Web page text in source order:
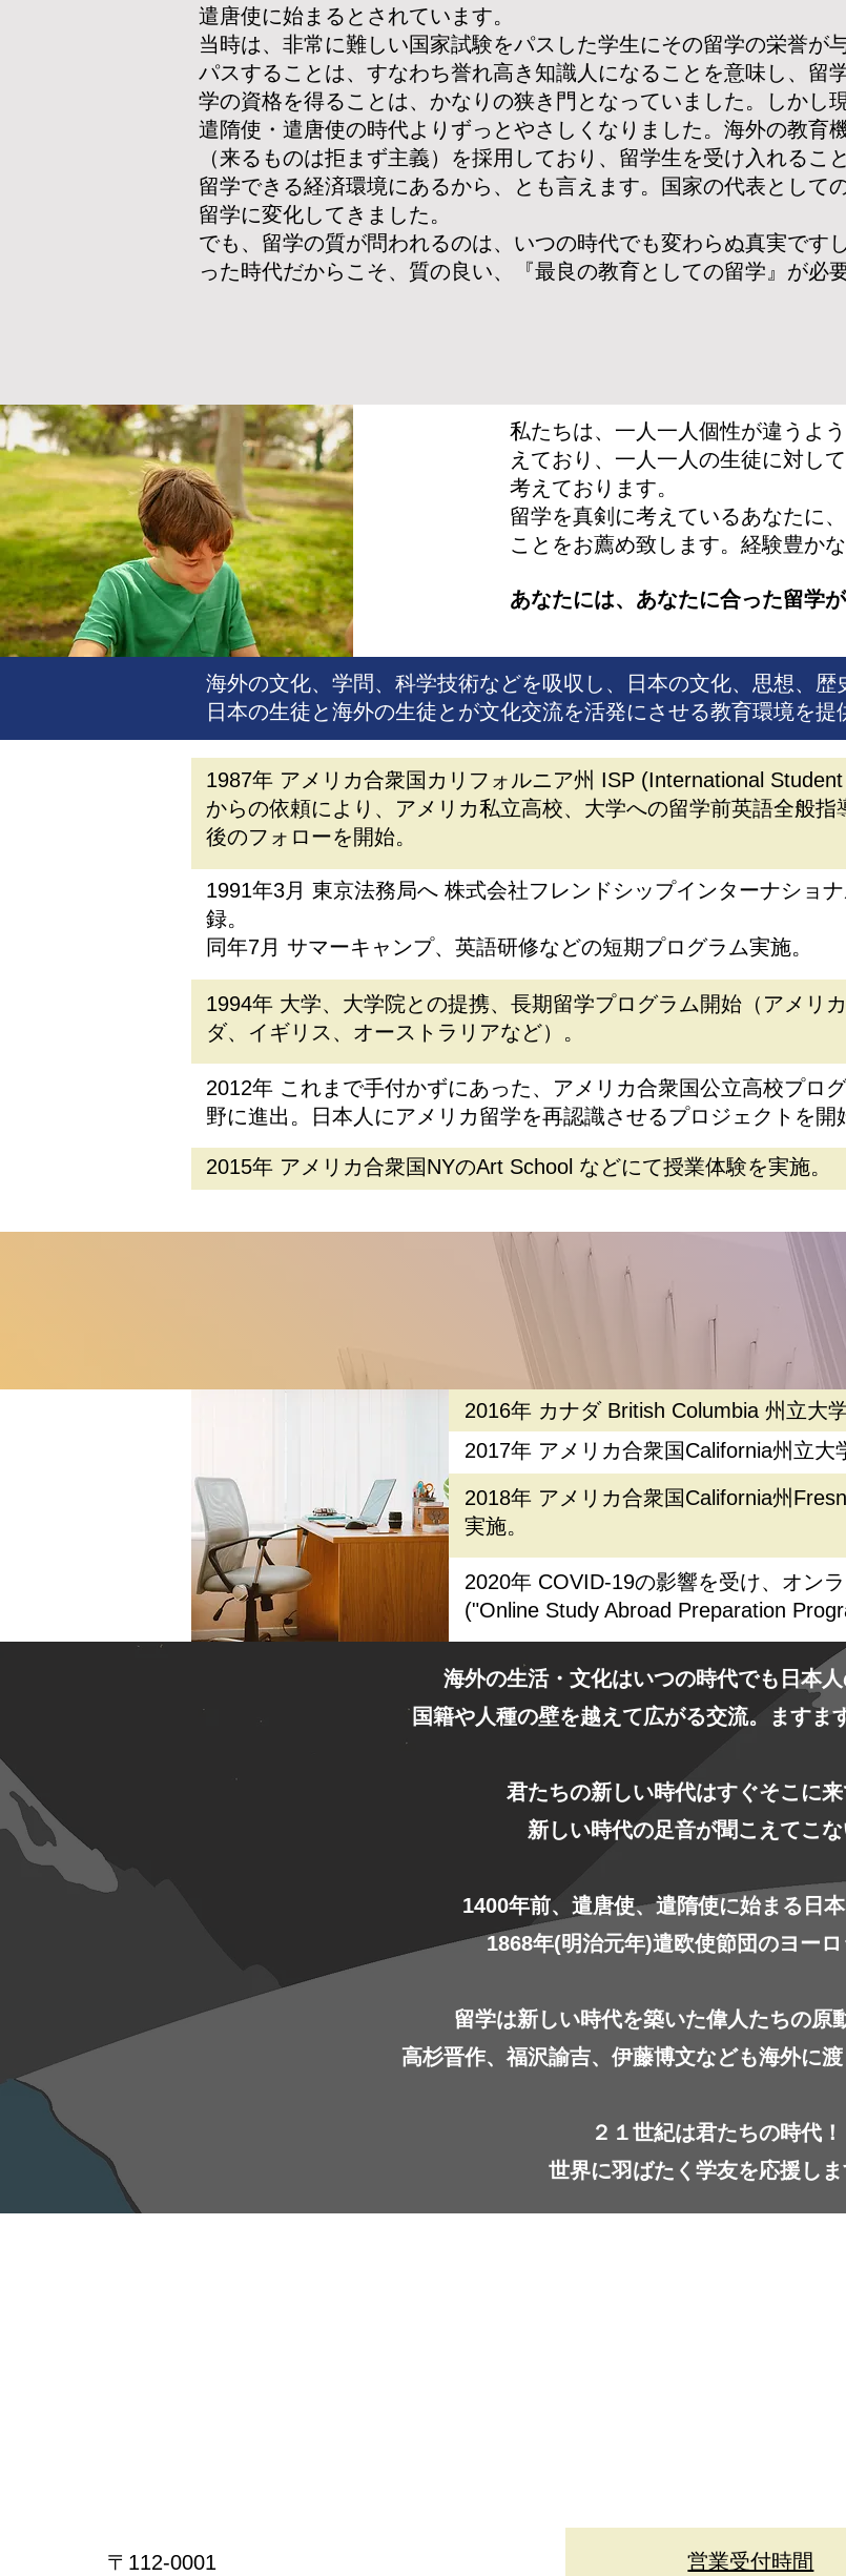
遣唐使に始まるとされています。
当時は、非常に難しい国家試験をパスした学生にその留学の栄誉が
パスすることは、すなわち誉れ高き知識人になることを意味し、留
学の資格を得ることは、かなりの狭き門となっていました。しかし
遣隋使・遣唐使の時代よりずっとやさしくなりました。海外の教育
（来るものは拒まず主義）を採用しており、留学生を受け入れるこ
留学できる経済環境にあるから、とも言えます。国家の代表として
留学に変化してきました。
でも、留学の質が問われるのは、いつの時代でも変わらぬ真実です
った時代だからこそ、質の良い、『最良の教育としての留学』が必
私たちは、一人一人個性が違うよ
えており、一人一人の生徒に対し
考えております。
留学を真剣に考えているあなたに
ことをお薦め致します。経験豊か
あなたには、あなたに合った留学が
海外の文化、学問、科学技術などを吸収し、日本の文化、思想、歴
日本の生徒と海外の生徒とが文化交流を活発にさせる教育環境を提
1987年 アメリカ合衆国カリフォルニア州 ISP (International
からの依頼により、アメリカ私立高校、大学への留学前英語全般指
後のフォローを開始。
1991年3月 東京法務局へ 株式会社フレンドシップインターナショ
録。​
同年7月 サマーキャンプ、英語研修などの短期プログラム実施。
1994年 大学、大学院との提携、長期留学プログラム開始（アメリ
ダ、イギリス、オーストラリアなど）。
2012年 これまで手付かずにあった、アメリカ合衆国公立高校プロ
野に進出。日本人にアメリカ留学を再認識させるプロジェクトを開
2015年 アメリカ合衆国NYのArt School などにて授業体験を実施。
2016年 カナダ British Columbia 州立大
2017年 アメリカ合衆国California州立大
2018年 アメリカ合衆国California州
実施。
2020年 COVID-19の影響を受け、オン
("Online Study Abroad Preparation
海外の生活・文化はいつの時代でも日本人
国籍や人種の壁を越えて広がる交流。ますま
君たちの新しい時代はすぐそこに来
新しい時代の足音が聞こえてこな
1400年前、遣唐使、遣隋使に始まる日本
1868年(明治元年)遣欧使節団のヨーロ
留学は新しい時代を築いた偉人たちの原
高杉晋作、福沢諭吉、伊藤博文なども海外に渡
２１世紀は君たちの時代！
世界に羽ばたく学友を応援しま
〒112-0001 営業受付時間